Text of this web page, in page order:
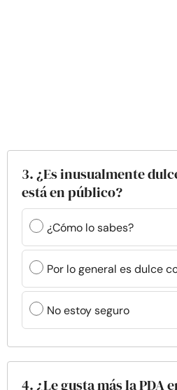
3. ¿Es inusualmente
está en público?
¿Cómo lo sabes?
Por lo general es dulce
No estoy seguro
4. ¿Le gusta más la PDA